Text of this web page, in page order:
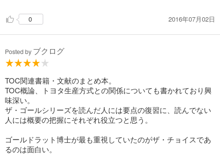
0 2016年07月02日
Posted by ブクログ
TOC関連書籍・文献のまとめ本。
TOC概論、トヨタ生産方式との関係についても書かれており興
味深い。
ザ・ゴールシリーズを読んだ人には要点の復習に、読んでない
人には概要の把握にそれぞれ役立つと思う。
ゴールドラット博士が最も重視していたのがザ・チョイスであ
るのは面白い。